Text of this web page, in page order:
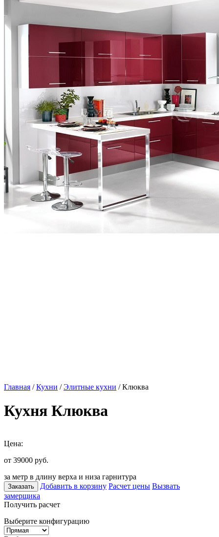
Главная /Кухни /Элитные кухни / Клюква
Кухня Клюква
Цена:
от 39000 руб.
за метр в длину верха и низа гарнитура
Заказать Добавить в корзину Расчет цены Вызвать
замерщика
Получить расчет
Выберите конфигурацию